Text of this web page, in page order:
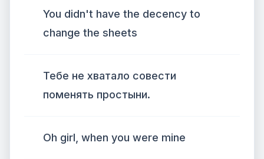
You didn't have the decency to
change the sheets
Тебе не хватало совести
поменять простыни.
Oh girl, when you were mine